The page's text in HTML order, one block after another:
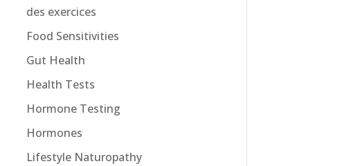
des exercices
Food Sensitivities
Gut Health
Health Tests
Hormone Testing
Hormones
Lifestyle Naturopathy